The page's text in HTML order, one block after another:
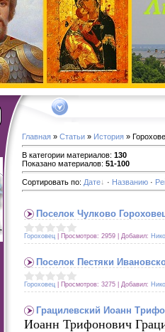
Главная » Статьи » История »
В категории материалов: 130
Показано материалов: 51-100
Сортировать по: Дате · Названию ·
Поселок Чулково
Гороховец Просмотров: 2959 Добавил:
Поселок Пестяки
Гороховец Просмотров: 3275 Добавил:
Грацилевский Иоанн
Иоанн Трифонович